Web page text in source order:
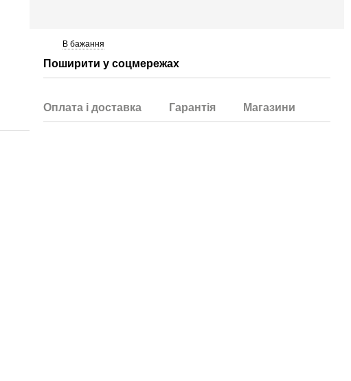
В бажання
Поширити у соцмережах
Оплата і доставка Гарантія Магазини